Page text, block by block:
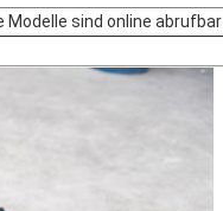
Modelle sind online abrufbar